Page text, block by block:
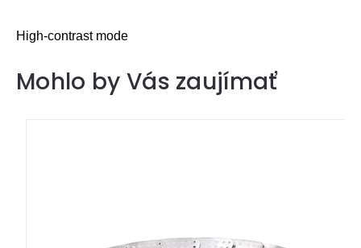
High-contrast mode
Mohlo by Vás zaujímať